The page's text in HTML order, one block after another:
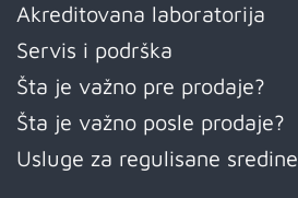
Akreditovana laboratorija
Servis i podrška
Šta je važno pre prodaje?
Šta je važno posle prodaje?
Usluge za regulisane sredine